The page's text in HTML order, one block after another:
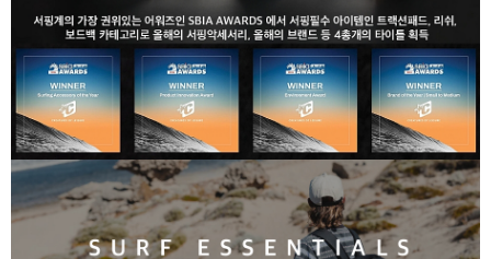
라이프 하세요!